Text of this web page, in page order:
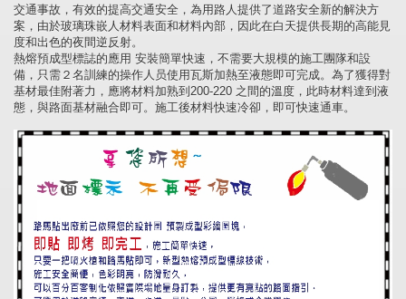
交通事故，有效的提高交通安全，為用路人提供了道路安全新的解決方
案，由於玻璃珠嵌人材料表面和材料內部，因此在白天提供長期的高能見
度和出色的夜間逆反射。
熱熔預成型標誌的應用 安裝簡單快速，不需要大規模的施工團隊和設
備，只需２名訓練的操作人员使用瓦斯加熱至液態即可完成。為了獲得對
基材最佳附著力，應將材料加熟到200-220 之間的溫度，此時材料達到液
態，與路面基材融合即可。施工後材料快速冷卻，即可快速通車。